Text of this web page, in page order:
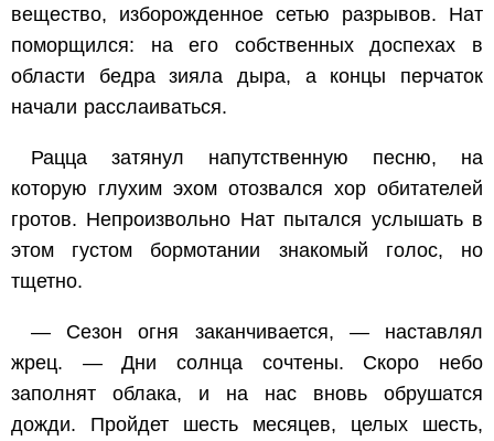
вещество, изборожденное сетью разрывов. Нат
поморщился: на его собственных доспехах в
области бедра зияла дыра, а концы перчаток
начали расслаиваться.
Рацца затянул напутственную песню, на
которую глухим эхом отозвался хор обитателей
гротов. Непроизвольно Нат пытался услышать в
этом густом бормотании знакомый голос, но
тщетно.
— Сезон огня заканчивается, — наставлял
жрец. — Дни солнца сочтены. Скоро небо
заполнят облака, и на нас вновь обрушатся
дожди. Пройдет шесть месяцев, целых шесть,